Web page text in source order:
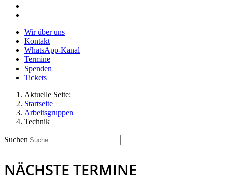
Wir über uns
Kontakt
WhatsApp-Kanal
Termine
Spenden
Tickets
Aktuelle Seite:
Startseite
Arbeitsgruppen
Technik
Suchen
NÄCHSTE TERMINE